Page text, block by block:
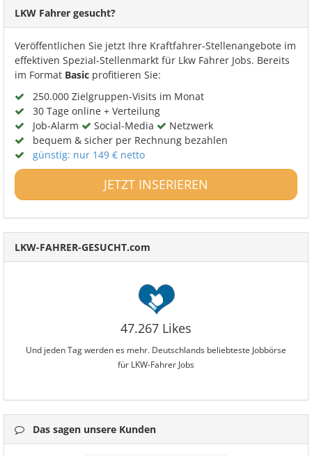
LKW Fahrer gesucht?
Veröffentlichen Sie jetzt Ihre Kraftfahrer-Stellenangebote im
effektiven Spezial-Stellenmarkt für Lkw Fahrer Jobs. Bereits
im Format Basic profitieren Sie:
250.000 Zielgruppen-Visits im Monat
30 Tage online + Verteilung
Job-Alarm
Social-Media
Netzwerk
bequem & sicher per Rechnung bezahlen
günstig: nur 149 € netto
JETZT INSERIEREN
LKW-FAHRER-GESUCHT.com
47.267 Likes
Und jeden Tag werden es mehr. Deutschlands beliebteste Jobbörse
für LKW-Fahrer Jobs
Das sagen unsere Kunden